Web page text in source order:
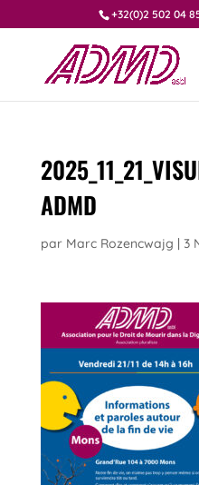
+32(0)2 502 04
ADMD
par Marc Rozencwajg | 3